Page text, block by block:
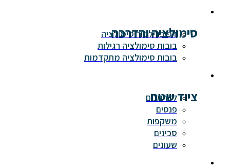
סימולציה והדרכה
דפיברילטור סימולציה
בובות סימולציה רגילות
בובות סימולציה מתקדמות
ציוד שטח
לדרמנים
פנסים
משקפות
סכינים
שעונים